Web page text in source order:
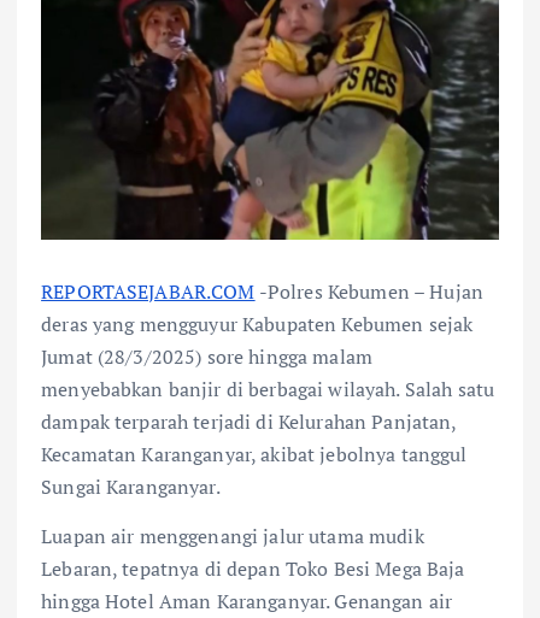
REPORTASEJABAR.COM -Polres Kebumen – Hujan
deras yang mengguyur Kabupaten Kebumen sejak
Jumat (28/3/2025) sore hingga malam
menyebabkan banjir di berbagai wilayah. Salah satu
dampak terparah terjadi di Kelurahan Panjatan,
Kecamatan Karanganyar, akibat jebolnya tanggul
Sungai Karanganyar.
Luapan air menggenangi jalur utama mudik
Lebaran, tepatnya di depan Toko Besi Mega Baja
hingga Hotel Aman Karanganyar. Genangan air